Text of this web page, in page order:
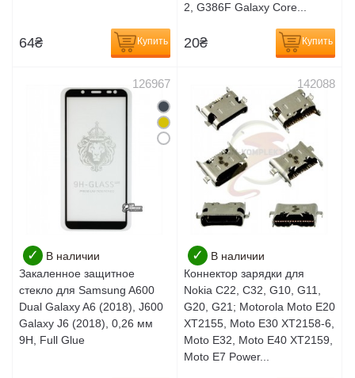
64₴ Купить
2, G386F Galaxy Core...
20₴ Купить
126967
✓
В наличии
Закаленное защитное
стекло для Samsung A600
Dual Galaxy A6 (2018), J600
Galaxy J6 (2018), 0,26 мм
9H, Full Glue
142088
✓
В наличии
Коннектор зарядки для
Nokia C22, C32, G10, G11,
G20, G21; Motorola Moto E20
XT2155, Moto E30 XT2158-6,
Moto E32, Moto E40 XT2159,
Moto E7 Power...